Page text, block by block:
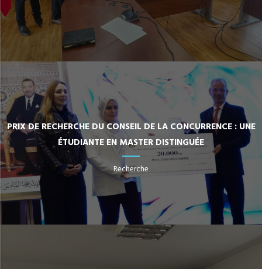
PRIX DE RECHERCHE DU CONSEIL DE LA CONCURRENCE : UNE
ÉTUDIANTE EN MASTER DISTINGUÉE
Recherche